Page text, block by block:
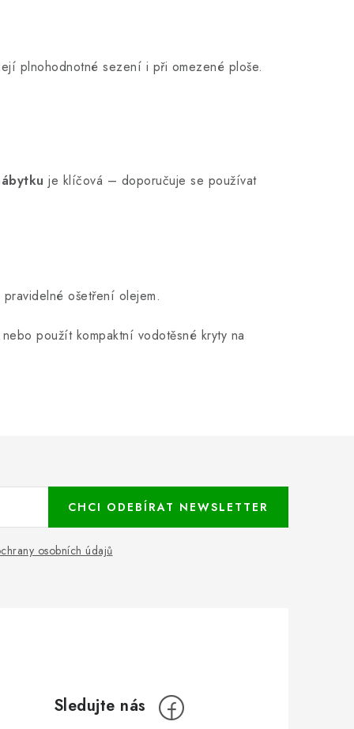
plnohodnotné sezení i při omezené ploše.
je klíčová – doporučuje se používat
ošetření olejem.
použít kompaktní vodotěsné kryty na
osobních údajů
CHCI ODEBÍRAT NEWSLETTER